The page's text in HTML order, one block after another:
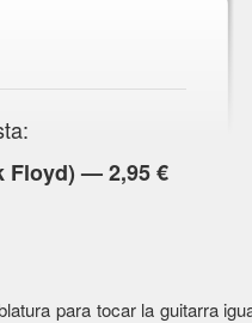
Floyd) — 2,95 €
para tocar la guitarra